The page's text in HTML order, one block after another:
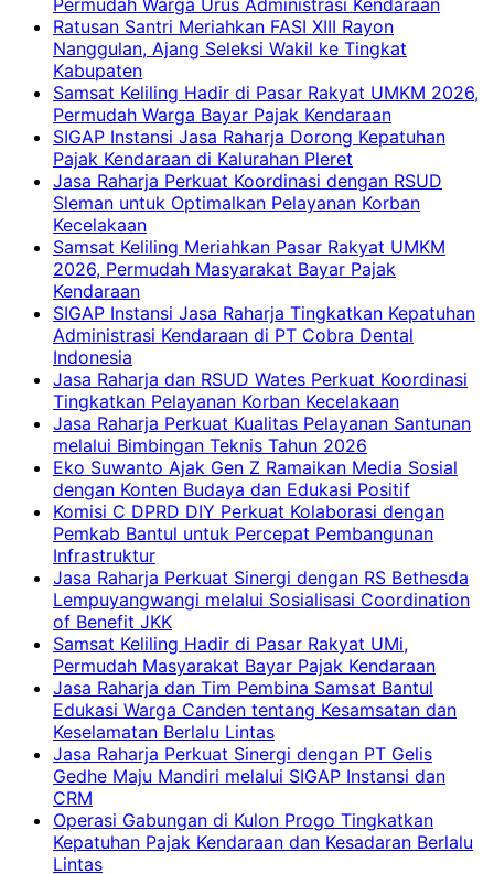
Permudah Warga Urus Administrasi Kendaraan
Ratusan Santri Meriahkan FASI XIII Rayon
Nanggulan, Ajang Seleksi Wakil ke Tingkat
Kabupaten
Samsat Keliling Hadir di Pasar Rakyat UMKM 2026,
Permudah Warga Bayar Pajak Kendaraan
SIGAP Instansi Jasa Raharja Dorong Kepatuhan
Pajak Kendaraan di Kalurahan Pleret
Jasa Raharja Perkuat Koordinasi dengan RSUD
Sleman untuk Optimalkan Pelayanan Korban
Kecelakaan
Samsat Keliling Meriahkan Pasar Rakyat UMKM
2026, Permudah Masyarakat Bayar Pajak
Kendaraan
SIGAP Instansi Jasa Raharja Tingkatkan Kepatuhan
Administrasi Kendaraan di PT Cobra Dental
Indonesia
Jasa Raharja dan RSUD Wates Perkuat Koordinasi
Tingkatkan Pelayanan Korban Kecelakaan
Jasa Raharja Perkuat Kualitas Pelayanan Santunan
melalui Bimbingan Teknis Tahun 2026
Eko Suwanto Ajak Gen Z Ramaikan Media Sosial
dengan Konten Budaya dan Edukasi Positif
Komisi C DPRD DIY Perkuat Kolaborasi dengan
Pemkab Bantul untuk Percepat Pembangunan
Infrastruktur
Jasa Raharja Perkuat Sinergi dengan RS Bethesda
Lempuyangwangi melalui Sosialisasi Coordination
of Benefit JKK
Samsat Keliling Hadir di Pasar Rakyat UMi,
Permudah Masyarakat Bayar Pajak Kendaraan
Jasa Raharja dan Tim Pembina Samsat Bantul
Edukasi Warga Canden tentang Kesamsatan dan
Keselamatan Berlalu Lintas
Jasa Raharja Perkuat Sinergi dengan PT Gelis
Gedhe Maju Mandiri melalui SIGAP Instansi dan
CRM
Operasi Gabungan di Kulon Progo Tingkatkan
Kepatuhan Pajak Kendaraan dan Kesadaran Berlalu
Lintas